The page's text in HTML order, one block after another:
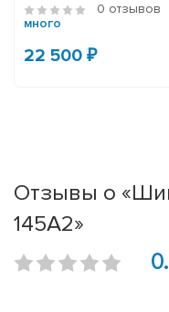
0 отзывов
много
22 500 ₽
Отзывы о
145A2»